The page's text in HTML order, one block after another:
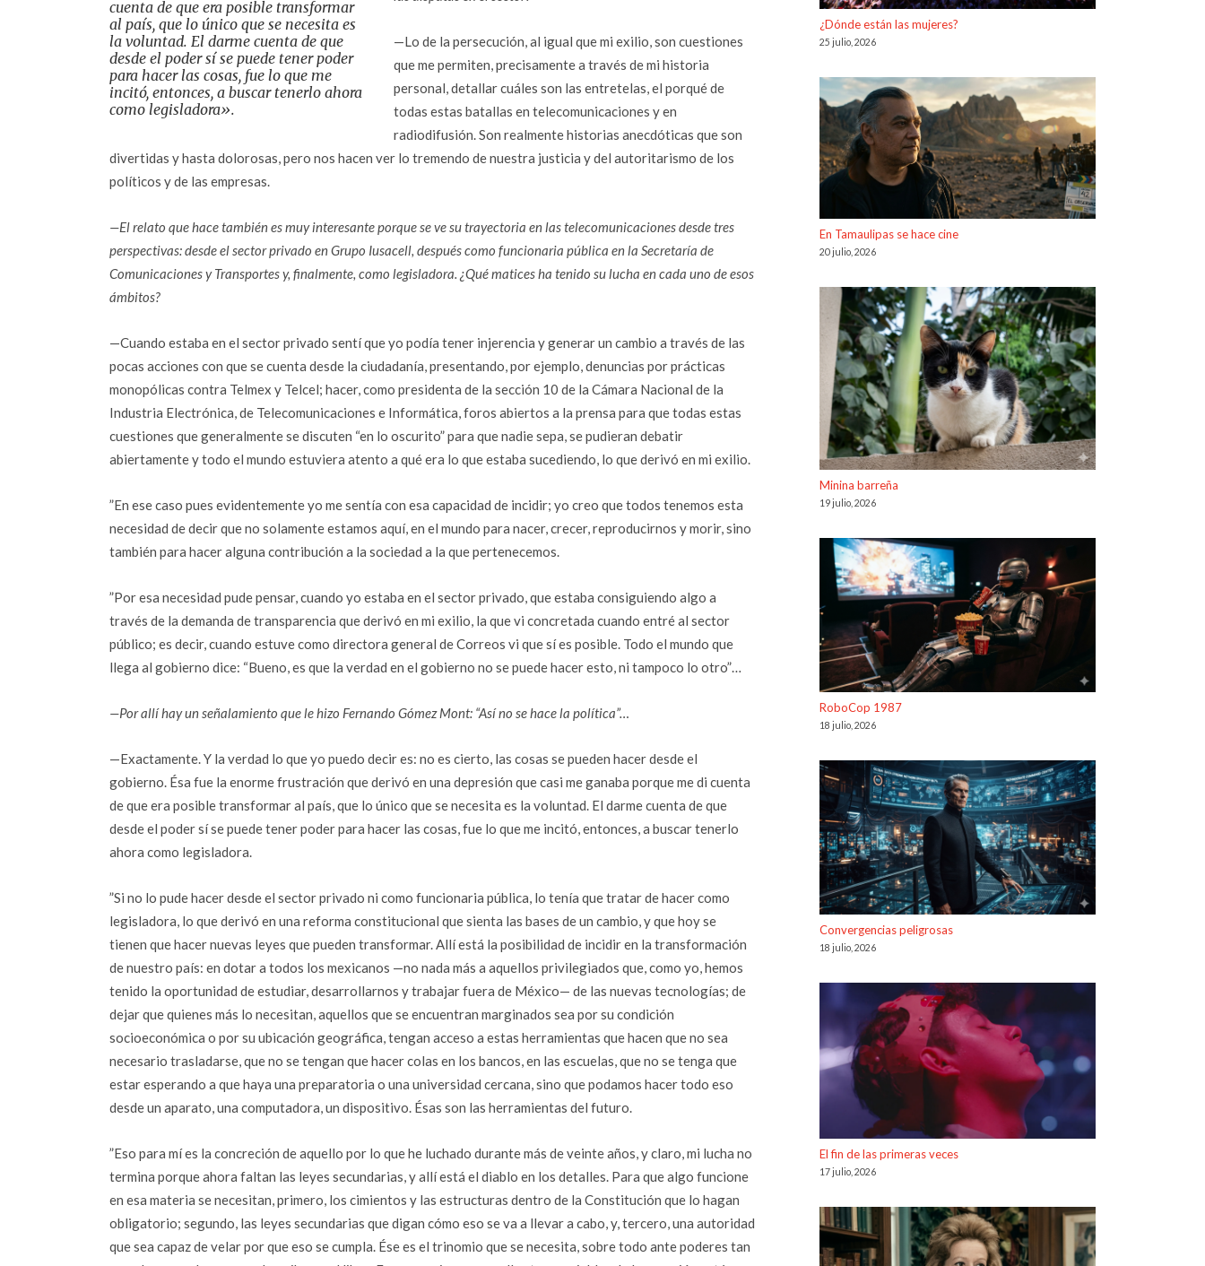
cuenta de que era posible transformar
al país, que lo único que se necesita es
la voluntad. El darme cuenta de que
desde el poder sí se puede tener poder
para hacer las cosas, fue lo que me
incitó, entonces, a buscar tenerlo ahora
como legisladora».
—Lo de la persecución, al igual que mi exilio, son cuestiones
que me permiten, precisamente a través de mi historia
personal, detallar cuáles son las entretelas, el porqué de
todas estas batallas en telecomunicaciones y en
radiodifusión. Son realmente historias anecdóticas que son
divertidas y hasta dolorosas, pero nos hacen ver lo tremendo de nuestra justicia y del autoritarismo de los
políticos y de las empresas.
—El relato que hace también es muy interesante porque se ve su trayectoria en las telecomunicaciones desde tres
perspectivas: desde el sector privado en Grupo Iusacell, después como funcionaria pública en la Secretaría de
Comunicaciones y Transportes y, finalmente, como legisladora. ¿Qué matices ha tenido su lucha en cada uno de esos
ámbitos?
—Cuando estaba en el sector privado sentí que yo podía tener injerencia y generar un cambio a través de las
pocas acciones con que se cuenta desde la ciudadanía, presentando, por ejemplo, denuncias por prácticas
monopólicas contra Telmex y Telcel; hacer, como presidenta de la sección 10 de la Cámara Nacional de la
Industria Electrónica, de Telecomunicaciones e Informática, foros abiertos a la prensa para que todas estas
cuestiones que generalmente se discuten “en lo oscurito” para que nadie sepa, se pudieran debatir
abiertamente y todo el mundo estuviera atento a qué era lo que estaba sucediendo, lo que derivó en mi exilio.
”En ese caso pues evidentemente yo me sentía con esa capacidad de incidir; yo creo que todos tenemos esta
necesidad de decir que no solamente estamos aquí, en el mundo para nacer, crecer, reproducirnos y morir, sino
también para hacer alguna contribución a la sociedad a la que pertenecemos.
”Por esa necesidad pude pensar, cuando yo estaba en el sector privado, que estaba consiguiendo algo a
través de la demanda de transparencia que derivó en mi exilio, la que vi concretada cuando entré al sector
público; es decir, cuando estuve como directora general de Correos vi que sí es posible. Todo el mundo que
llega al gobierno dice: “Bueno, es que la verdad en el gobierno no se puede hacer esto, ni tampoco lo otro”…
—Por allí hay un señalamiento que le hizo Fernando Gómez Mont: “Así no se hace la política”…
—Exactamente. Y la verdad lo que yo puedo decir es: no es cierto, las cosas se pueden hacer desde el
gobierno. Ésa fue la enorme frustración que derivó en una depresión que casi me ganaba porque me di cuenta
de que era posible transformar al país, que lo único que se necesita es la voluntad. El darme cuenta de que
desde el poder sí se puede tener poder para hacer las cosas, fue lo que me incitó, entonces, a buscar tenerlo
ahora como legisladora.
”Si no lo pude hacer desde el sector privado ni como funcionaria pública, lo tenía que tratar de hacer como
legisladora, lo que derivó en una reforma constitucional que sienta las bases de un cambio, y que hoy se
tienen que hacer nuevas leyes que pueden transformar. Allí está la posibilidad de incidir en la transformación
de nuestro país: en dotar a todos los mexicanos —no nada más a aquellos privilegiados que, como yo, hemos
tenido la oportunidad de estudiar, desarrollarnos y trabajar fuera de México— de las nuevas tecnologías; de
dejar que quienes más lo necesitan, aquellos que se encuentran marginados sea por su condición
socioeconómica o por su ubicación geográfica, tengan acceso a estas herramientas que hacen que no sea
necesario trasladarse, que no se tengan que hacer colas en los bancos, en las escuelas, que no se tenga que
estar esperando a que haya una preparatoria o una universidad cercana, sino que podamos hacer todo eso
desde un aparato, una computadora, un dispositivo. Ésas son las herramientas del futuro.
”Eso para mí es la concreción de aquello por lo que he luchado durante más de veinte años, y claro, mi lucha no
termina porque ahora faltan las leyes secundarias, y allí está el diablo en los detalles. Para que algo funcione
en esa materia se necesitan, primero, los cimientos y las estructuras dentro de la Constitución que lo hagan
obligatorio; segundo, las leyes secundarias que digan cómo eso se va a llevar a cabo, y, tercero, una autoridad
que sea capaz de velar por que eso se cumpla. Ése es el trinomio que se necesita, sobre todo ante poderes tan
¿Dónde están las mujeres?
25 julio, 2026
En Tamaulipas se hace cine
20 julio, 2026
Minina barreña
19 julio, 2026
RoboCop 1987
18 julio, 2026
Convergencias peligrosas
18 julio, 2026
El fin de las primeras veces
17 julio, 2026